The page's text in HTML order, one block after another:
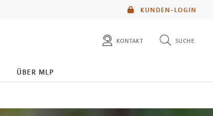
KUNDEN-LOGIN
kontakt suche
über mlp